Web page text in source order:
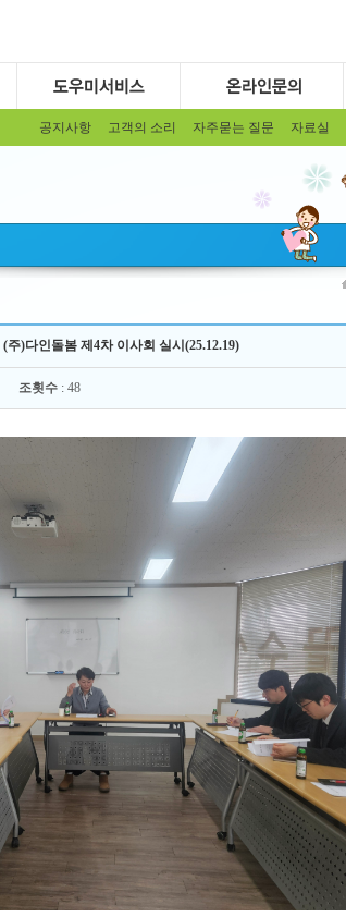
공지사항 고객의 소리 자주묻는 질문 자료실
(주)다인돌봄 제4차 이사회 실시(25.12.19)
조횟수 : 48